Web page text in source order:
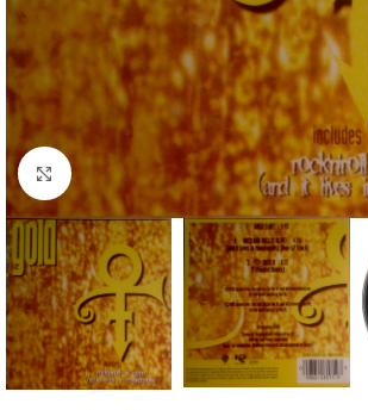
Click to enlarge